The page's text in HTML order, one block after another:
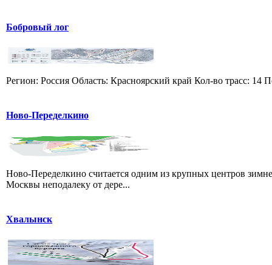
Бобровый лог
Регион: Россия Область: Красноярский край Кол-во трасс:
Ново-Переделкино
Ново-Переделкино считается одним из крупных центров
Москвы неподалеку от дере...
Хвалынск